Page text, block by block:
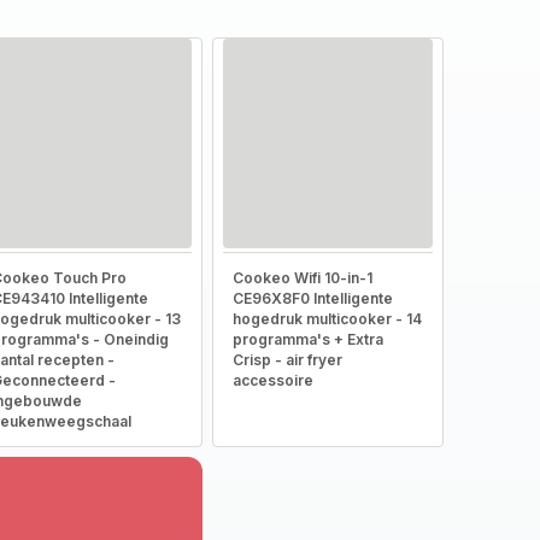
Touch Pro
Intelligente
multicooker - 13
- Oneindig
recepten -
-
Cookeo Wifi 10-in-1
CE96X8F0 Intelligente
hogedruk multicooker - 14
programma's + Extra
Crisp - air fryer
accessoire